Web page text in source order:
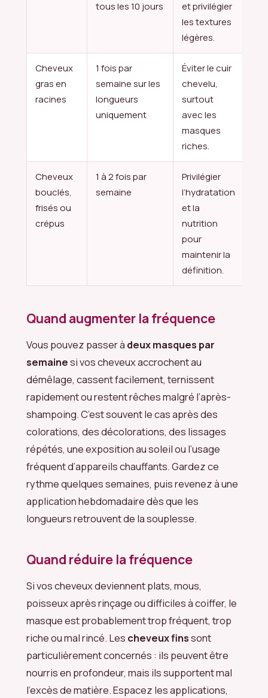
tous les 10 jours
et privilégier
les textures
légères.
Cheveux
gras en
racines
1 fois par
semaine sur les
longueurs
uniquement
Éviter le cuir
chevelu,
surtout
avec les
masques
riches.
Cheveux
bouclés,
frisés ou
crépus
1 à 2 fois par
semaine
Privilégier
l’hydratation
et la
nutrition
pour
maintenir la
définition.
Quand augmenter la fréquence
Vous pouvez passer à deux masques par
semainesi vos cheveux accrochent au
démêlage, cassent facilement, ternissent
rapidement ou restent rêches malgré l’après-
shampoing. C’est souvent le cas après des
colorations, des décolorations, des lissages
répétés, une exposition au soleil ou l’usage
fréquent d’appareils chauffants. Gardez ce
rythme quelques semaines, puis revenez à une
application hebdomadaire dès que les
longueurs retrouvent de la souplesse.
Quand réduire la fréquence
Si vos cheveux deviennent plats, mous,
poisseux après rinçage ou difficiles à coiffer, le
masque est probablement trop fréquent, trop
riche ou mal rincé. Les cheveux finssont
particulièrement concernés : ils peuvent être
nourris en profondeur, mais ils supportent mal
l’excès de matière. Espacez les applications,